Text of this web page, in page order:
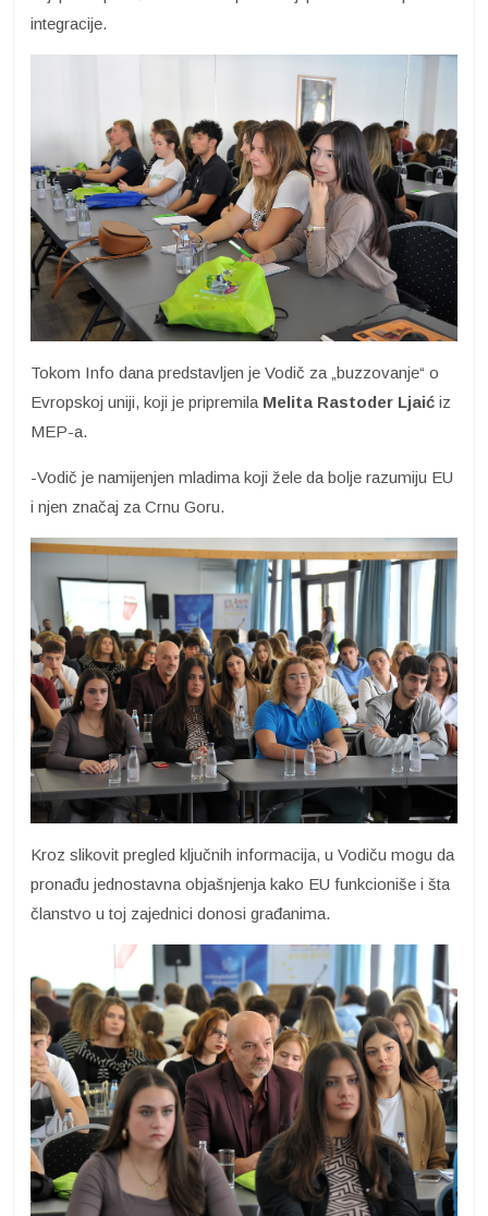
integracije.
Tokom Info dana predstavljen je Vodič za „buzzovanje“ o
Evropskoj uniji, koji je pripremila Melita Rastoder Ljaić iz
MEP-a.
-Vodič je namijenjen mladima koji žele da bolje razumiju EU
i njen značaj za Crnu Goru.
Kroz slikovit pregled ključnih informacija, u Vodiču mogu da
pronađu jednostavna objašnjenja kako EU funkcioniše i šta
članstvo u toj zajednici donosi građanima.